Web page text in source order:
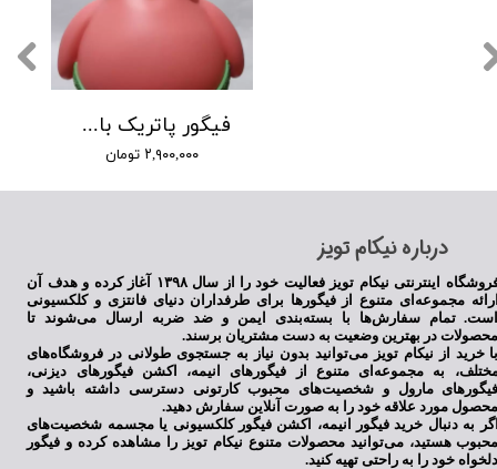
فیگور پاتریک باب اسفنجی
۲,۹۰۰,۰۰۰ تومان
​درباره نیکام تویز
فروشگاه اینترنتی نیکام تویز فعالیت خود را از سال ۱۳۹۸ آغاز کرده و هدف آن
مجموعه‌ای متنوع از فیگورها برای طرفداران دنیای فانتزی و کلکسیونی
تمام سفارش‌ها با بسته‌بندی ایمن و ضد ضربه ارسال می‌شوند تا
در بهترین وضعیت به دست مشتریان برسند.
خرید از نیکام تویز می‌توانید بدون نیاز به جستجوی طولانی در فروشگاه‌های
به مجموعه‌ای متنوع از فیگورهای انیمه، اکشن فیگورهای دیزنی،
مارول و شخصیت‌های محبوب کارتونی دسترسی داشته باشید و
مورد علاقه خود را به صورت آنلاین سفارش دهید.
به دنبال خرید فیگور انیمه، اکشن فیگور کلکسیونی یا مجسمه شخصیت‌های
هستید، می‌توانید محصولات متنوع نیکام تویز را مشاهده کرده و فیگور
خود را به راحتی تهیه کنید.